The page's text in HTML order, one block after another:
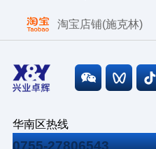
淘宝店铺(施克林)
华南区热线
0755-27806543